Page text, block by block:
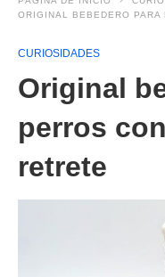
ORIGINAL BEBEDERO PARA
CURIOSIDADES
Original
perros
retrete